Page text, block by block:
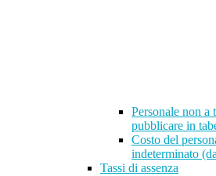
Personale non a
pubblicare in
Costo del
indeterminato
Tassi di assenza